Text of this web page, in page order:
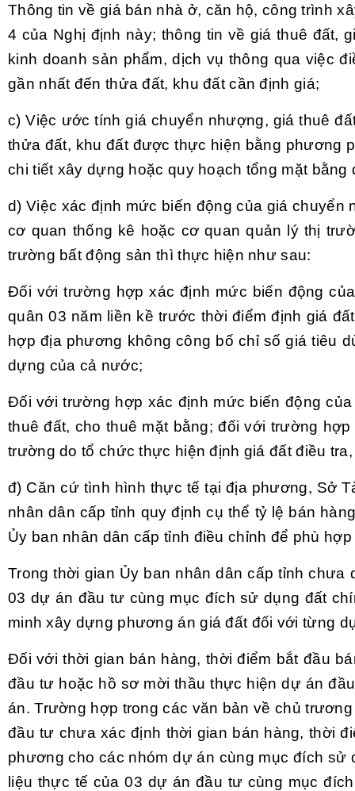
Thông tin về giá bán nhà ở, căn hộ, công trình
4 của Nghị định này; thông tin về giá thuê đất,
kinh doanh sản phẩm, dịch vụ thông qua việc
gần nhất đến thửa đất, khu đất cần định giá;
c) Việc ước tính giá chuyển nhượng, giá thuê
thửa đất, khu đất được thực hiện bằng phương
chi tiết xây dựng hoặc quy hoạch tổng mặt
d) Việc xác định mức biến động của giá
cơ quan thống kê hoặc cơ quan quản lý thị
trường bất động sản thì thực hiện như sau:
Đối với trường hợp xác định mức biến động
quân 03 năm liền kề trước thời điểm định giá
hợp địa phương không công bố chỉ số giá tiêu
dựng của cả nước;
Đối với trường hợp xác định mức biến động
thuê đất, cho thuê mặt bằng; đối với trường
trường do tổ chức thực hiện định giá đất điều
đ) Căn cứ tình hình thực tế tại địa phương, Sở
nhân dân cấp tỉnh quy định cụ thể tỷ lệ bán
Ủy ban nhân dân cấp tỉnh điều chỉnh để phù
Trong thời gian Ủy ban nhân dân cấp tỉnh
03 dự án đầu tư cùng mục đích sử dụng đất
minh xây dựng phương án giá đất đối với từng
Đối với thời gian bán hàng, thời điểm bắt đầu
đầu tư hoặc hồ sơ mời thầu thực hiện dự án
án. Trường hợp trong các văn bản về chủ
đầu tư chưa xác định thời gian bán hàng, thời
phương cho các nhóm dự án cùng mục đích sử
liệu thực tế của 03 dự án đầu tư cùng mục